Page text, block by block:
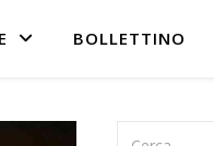
BOLLETTINO